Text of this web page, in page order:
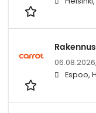
06.08.2026,
Espoo,